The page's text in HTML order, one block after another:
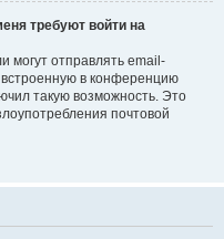
требуют войти на
могут отправлять email-
в конференцию
такую возможность. Это
почтовой